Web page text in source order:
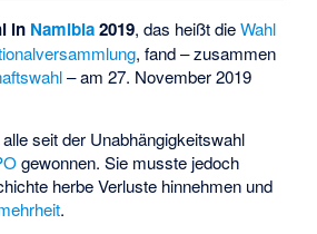
in Namibia2019, das heißt dieWahl
, fand – zusammen
– am 27. November 2019
seit der Unabhängigkeitswahl
gewonnen. Sie musste jedoch
herbe Verluste hinnehmen und
.